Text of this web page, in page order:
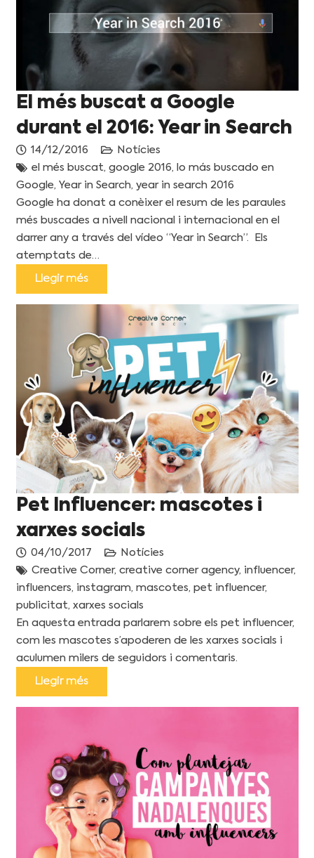
El més buscat a Google
durant el 2016: Year in Search
14/12/2016
Notícies
el més buscat, google 2016, lo más buscado en
Google, Year in Search, year in search 2016
Google ha donat a conèixer el resum de les paraules
més buscades a nivell nacional i internacional en el
darrer any a través del vídeo “Year in Search”. Els
atemptats de…
Llegir més
Pet Influencer: mascotes i
xarxes socials
04/10/2017
Notícies
Creative Corner, creative corner agency, influencer,
influencers, instagram, mascotes, pet influencer,
publicitat, xarxes socials
En aquesta entrada parlarem sobre els pet influencer,
com les mascotes s’apoderen de les xarxes socials i
aculumen milers de seguidors i comentaris.
Llegir més